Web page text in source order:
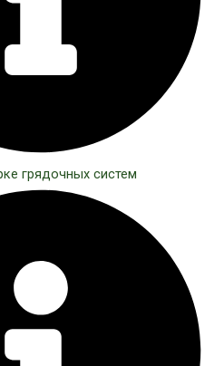
грядочных систем